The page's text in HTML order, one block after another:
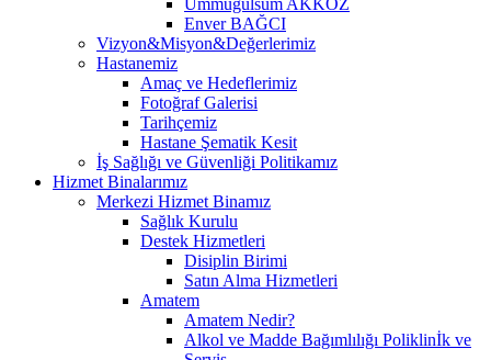
Enver BAĞCI
Vizyon&Misyon&Değerlerimiz
Hastanemiz
Amaç ve Hedeflerimiz
Fotoğraf Galerisi
Tarihçemiz
Hastane Şematik Kesit
İş Sağlığı ve Güvenliği Politikamız
Hizmet Binalarımız
Merkezi Hizmet Binamız
Sağlık Kurulu
Destek Hizmetleri
Disiplin Birimi
Satın Alma Hizmetleri
Amatem
Amatem Nedir?
Alkol ve Madde Bağımlılığı Poliklinİk ve